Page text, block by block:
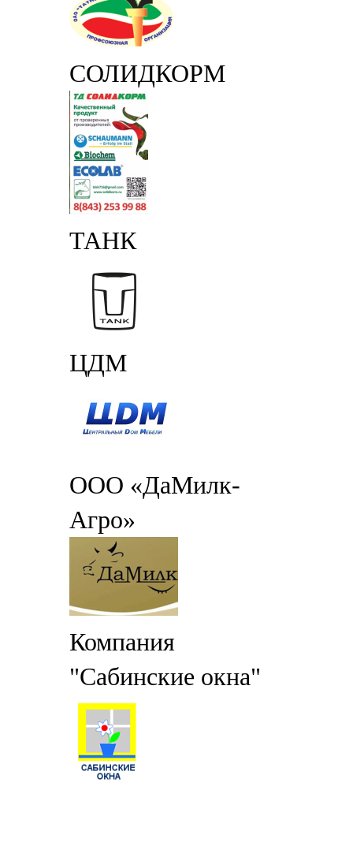
СОЛИДКОРМ
ТАНК
ЦДМ
ООО «ДаМилк-
Агро»
Компания
"Сабинские окна"